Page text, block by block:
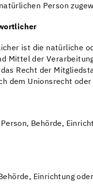
Person
ist die natürliche
Mittel der
Recht der
dem Unionsrecht
Behörde,
Einrichtung